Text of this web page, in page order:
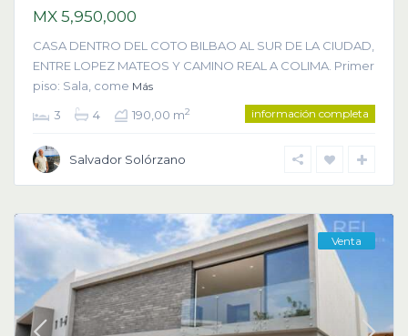
MX 5,950,000
CASA DENTRO DEL COTO BILBAO AL SUR DE LA CIUDAD,
ENTRE LOPEZ MATEOS Y CAMINO REAL A COLIMA. Primer
piso: Sala, come Más
3 4 190,00 m2 información completa
Salvador Solórzano
Venta